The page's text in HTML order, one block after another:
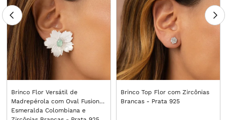
Brinco Flor Versátil de
Madrepérola com Oval Fusion
Esmeralda Colombiana e
Brinco Top Flor com Zircônias
Brancas - Prata 925